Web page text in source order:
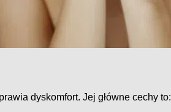
dyskomfort. Jej główne cechy to: